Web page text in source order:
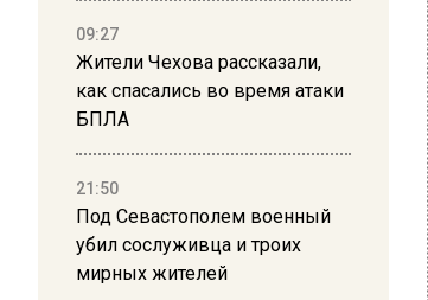
09:27
Жители Чехова рассказали,
как спасались во время атаки
БПЛА
21:50
Под Севастополем военный
убил сослуживца и троих
мирных жителей